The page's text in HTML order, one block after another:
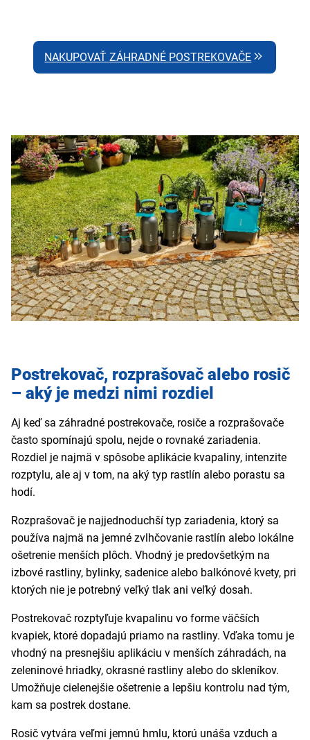
NAKUPOVAŤ ZÁHRADNÉ POSTREKOVAČE
Postrekovač, rozprašovač alebo rosič
– aký je medzi nimi rozdiel
Aj keď sa záhradné postrekovače, rosiče a rozprašovače
často spomínajú spolu, nejde o rovnaké zariadenia.
Rozdiel je najmä v spôsobe aplikácie kvapaliny, intenzite
rozptylu, ale aj v tom, na aký typ rastlín alebo porastu sa
hodí.
Rozprašovač je najjednoduchší typ zariadenia, ktorý sa
používa najmä na jemné zvlhčovanie rastlín alebo lokálne
ošetrenie menších plôch. Vhodný je predovšetkým na
izbové rastliny, bylinky, sadenice alebo balkónové kvety, pri
ktorých nie je potrebný veľký tlak ani veľký dosah.
Postrekovač rozptyľuje kvapalinu vo forme väčších
kvapiek, ktoré dopadajú priamo na rastliny. Vďaka tomu je
vhodný na presnejšiu aplikáciu v menších záhradách, na
zeleninové hriadky, okrasné rastliny alebo do skleníkov.
Umožňuje cielenejšie ošetrenie a lepšiu kontrolu nad tým,
kam sa postrek dostane.
Rosič vytvára veľmi jemnú hmlu, ktorú unáša vzduch a